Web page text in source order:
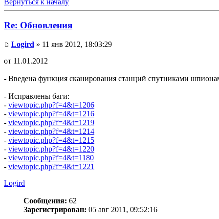
Re: Обновления
Logird » 11 янв 2012, 18:03:29
от 11.01.2012
- Введена функция сканирования станций спутниками
- Исправлены баги:
- viewtopic.php?f=4&t=1206
- viewtopic.php?f=4&t=1216
- viewtopic.php?f=4&t=1219
- viewtopic.php?f=4&t=1214
- viewtopic.php?f=4&t=1215
- viewtopic.php?f=4&t=1220
- viewtopic.php?f=4&t=1180
- viewtopic.php?f=4&t=1221
Logird
Сообщения: 62
Зарегистрирован: 05 авг 2011, 09:52:16